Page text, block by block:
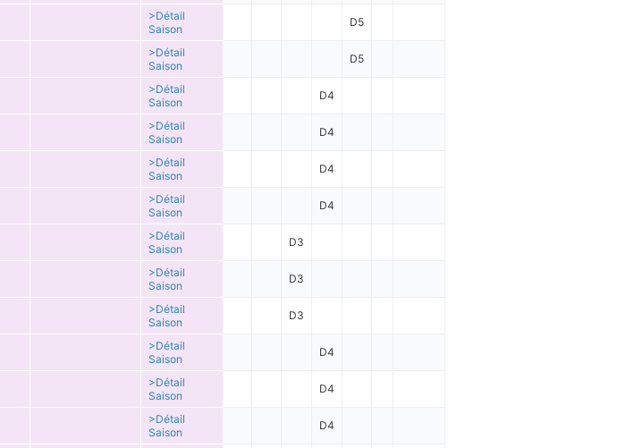
>Détail
Saison
D5
>Détail
Saison
D5
>Détail
Saison
D4
>Détail
Saison
D4
>Détail
Saison
D4
>Détail
Saison
D4
>Détail
Saison
D3
>Détail
Saison
D3
>Détail
Saison
D3
>Détail
Saison
D4
>Détail
Saison
D4
>Détail
Saison
D4